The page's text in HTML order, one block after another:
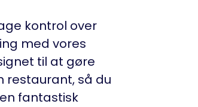
kontrol over
med vores
til at gøre
restaurant, så du
fantastisk